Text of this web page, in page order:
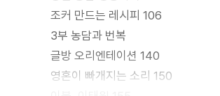
조커 만드는 레시피 106
3부 농담과 번복
글방 오리엔테이션 140
영혼이 빠개지는 소리 150